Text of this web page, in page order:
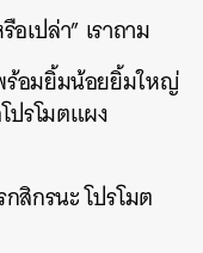
เปล่า” เราถาม
ร้อมยิ้มน้อยยิ้มใหญ่
ปรโมตแผง
สิกรนะ โปรโมต